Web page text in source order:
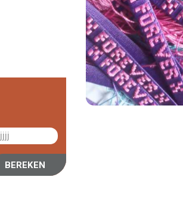
BEREKEN